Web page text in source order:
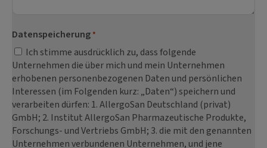
Datenspeicherung *
Ich stimme ausdrücklich zu, dass folgende
Unternehmen die über mich und mein Unternehmen
erhobenen personenbezogenen Daten und persönlichen
Interessen (im Folgenden kurz: „Daten“) speichern und
verarbeiten dürfen: 1. AllergoSan Deutschland (privat)
GmbH; 2. Institut AllergoSan Pharmazeutische Produkte,
Forschungs- und Vertriebs GmbH; 3. die mit den genannten
Unternehmen verbundenen Unternehmen, und jene